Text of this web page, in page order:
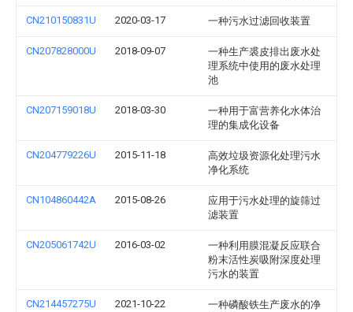
CN210150831U 2020-03-17 一种污水过滤回收装置
CN207828000U 2018-09-07
一种生产裘皮排出废水处
理系统中使用的废水处理
池
CN207159018U 2018-03-30
一种用于富营养化水体治
理的集成化设备
CN204779226U 2015-11-18
高效垃圾资源化处理污水
净化系统
CN104860442A 2015-08-26
应用于污水处理的旋筛过
滤装置
CN205061742U 2016-03-02
一种利用膜混凝反应联合
粉末活性炭吸附深度处理
污水的装置
CN214457275U 2021-10-22
一种磷酸铁生产废水的净